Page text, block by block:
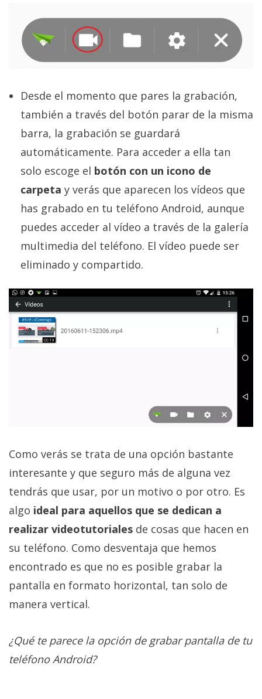
Desde el momento que pares la grabación,
también a través del botón parar de la misma
barra, la grabación se guardará
automáticamente. Para acceder a ella tan
solo escoge el botón con un icono de
carpeta y verás que aparecen los vídeos que
has grabado en tu teléfono Android, aunque
puedes acceder al vídeo a través de la galería
multimedia del teléfono. El vídeo puede ser
eliminado y compartido.
Como verás se trata de una opción bastante
interesante y que seguro más de alguna vez
tendrás que usar, por un motivo o por otro. Es
algo ideal para aquellos que se dedican a
realizar videotutoriales de cosas que hacen en
su teléfono. Como desventaja que hemos
encontrado es que no es posible grabar la
pantalla en formato horizontal, tan solo de
manera vertical.
¿Qué te parece la opción de grabar pantalla de tu
teléfono Android?